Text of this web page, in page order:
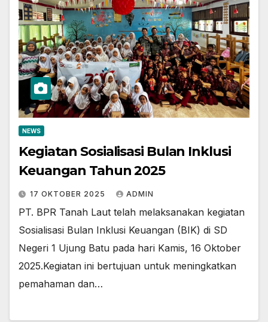
NEWS
Kegiatan Sosialisasi Bulan Inklusi
Keuangan Tahun 2025
17 OKTOBER 2025 ADMIN
PT. BPR Tanah Laut telah melaksanakan kegiatan
Sosialisasi Bulan Inklusi Keuangan (BIK) di SD
Negeri 1 Ujung Batu pada hari Kamis, 16 Oktober
2025.Kegiatan ini bertujuan untuk meningkatkan
pemahaman dan…